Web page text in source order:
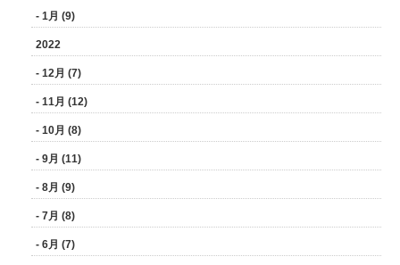
- 1月 (9)
2022
- 12月 (7)
- 11月 (12)
- 10月 (8)
- 9月 (11)
- 8月 (9)
- 7月 (8)
- 6月 (7)